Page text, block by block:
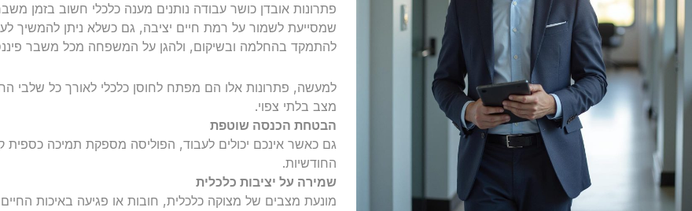
פתרונות אובדן כושר עבודה נותנים מענה כלכלי חשוב בזמן
שמסייעת לשמור על רמת חיים יציבה, גם כשלא ניתן להמשיך
להתמקד בהחלמה ובשיקום, ולהגן על המשפחה מכל משבר
למעשה, פתרונות אלו הם מפתח לחוסן כלכלי לאורך כל שלבי
מצב בלתי צפוי.
הבטחת הכנסה שוטפת
גם כאשר אינכם יכולים לעבוד, הפוליסה מספקת תמיכה
החודשיות.
שמירה על יציבות כלכלית
מונעת מצבים של מצוקה כלכלית, חובות או פגיעה באיכות